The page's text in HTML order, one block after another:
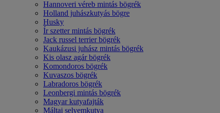
Hannoveri véreb mintás bögrék
Holland juhászkutyás bögre
Husky
Ír szetter mintás bögrék
Jack russel terrier bögrék
Kaukázusi juhász mintás bögrék
Kis olasz agár bögrék
Komondoros bögrék
Kuvaszos bögrék
Labradoros bögrék
Leonbergi mintás bögrék
Magyar kutyafajták
Máltai selyemkutya